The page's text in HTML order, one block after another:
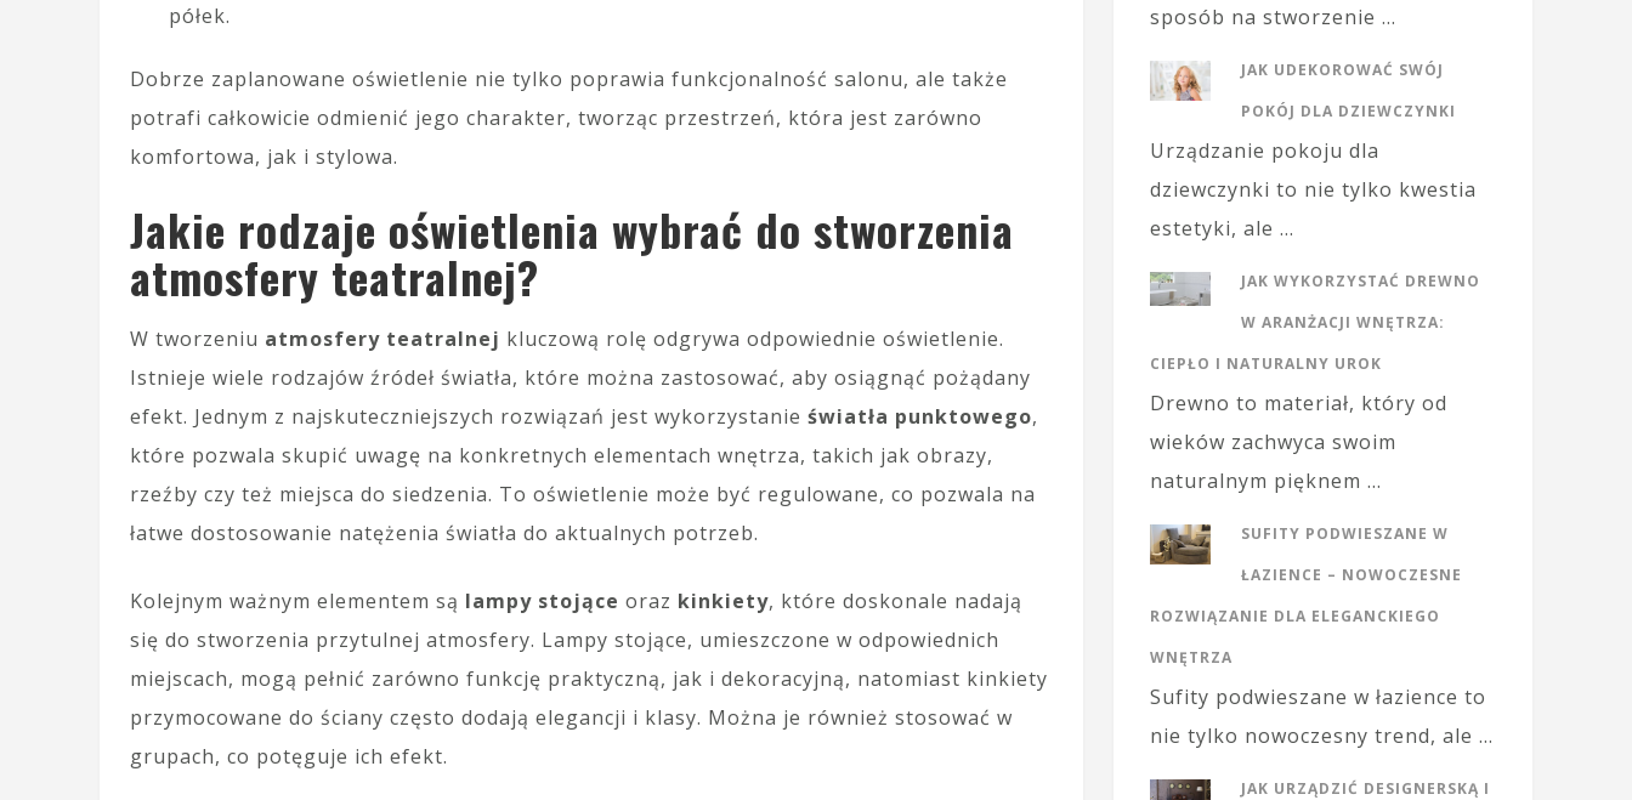
półek.
Dobrze zaplanowane oświetlenie nie tylko poprawia funkcjonalność salonu, ale także
potrafi całkowicie odmienić jego charakter, tworząc przestrzeń, która jest zarówno
komfortowa, jak i stylowa.
Jakie rodzaje oświetlenia wybrać do stworzenia
atmosfery teatralnej?
W tworzeniu atmosfery teatralnej kluczową rolę odgrywa odpowiednie oświetlenie.
Istnieje wiele rodzajów źródeł światła, które można zastosować, aby osiągnąć pożądany
efekt. Jednym z najskuteczniejszych rozwiązań jest wykorzystanie światła punktowego,
które pozwala skupić uwagę na konkretnych elementach wnętrza, takich jak obrazy,
rzeźby czy też miejsca do siedzenia. To oświetlenie może być regulowane, co pozwala na
łatwe dostosowanie natężenia światła do aktualnych potrzeb.
Kolejnym ważnym elementem są lampy stojące oraz kinkiety, które doskonale nadają
się do stworzenia przytulnej atmosfery. Lampy stojące, umieszczone w odpowiednich
miejscach, mogą pełnić zarówno funkcję praktyczną, jak i dekoracyjną, natomiast kinkiety
przymocowane do ściany często dodają elegancji i klasy. Można je również stosować w
grupach, co potęguje ich efekt.
sposób na stworzenie …
JAK UDEKOROWAĆ SWÓJ
POKÓJ DLA DZIEWCZYNKI
Urządzanie pokoju dla
dziewczynki to nie tylko kwestia
estetyki, ale …
JAK WYKORZYSTAĆ DREWNO
W ARANŻACJI WNĘTRZA:
CIEPŁO I NATURALNY UROK
Drewno to materiał, który od
wieków zachwyca swoim
naturalnym pięknem …
SUFITY PODWIESZANE W
ŁAZIENCE – NOWOCZESNE
ROZWIĄZANIE DLA ELEGANCKIEGO
WNĘTRZA
Sufity podwieszane w łazience to
nie tylko nowoczesny trend, ale …
JAK URZĄDZIĆ DESIGNERSKĄ I